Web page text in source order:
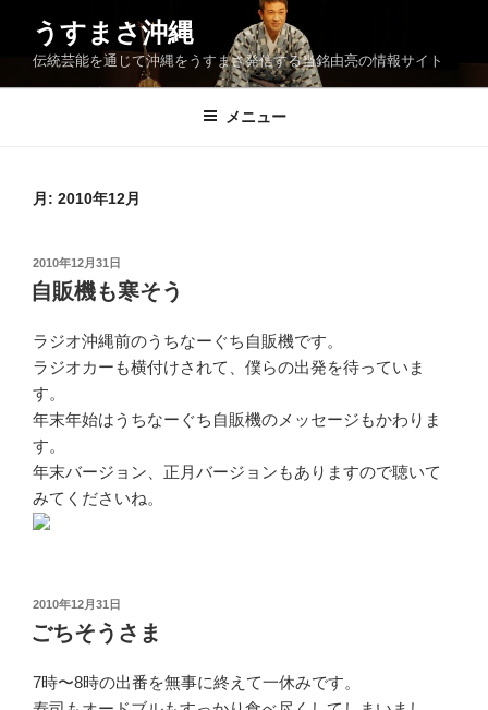
ン
うすまさ沖縄
伝統芸能を通じて沖縄をうすまさ発信する当銘由亮の情報サイト
メニュー
月: 2010年12月
投
稿
日:
2010年12月31日
自販機も寒そう
ラジオ沖縄前のうちなーぐち自販機です。
ラジオカーも横付けされて、僕らの出発を待っていま
す。
年末年始はうちなーぐち自販機のメッセージもかわりま
す。
年末バージョン、正月バージョンもありますので聴いて
みてくださいね。
投
稿
日:
2010年12月31日
ごちそうさま
7時〜8時の出番を無事に終えて一休みです。